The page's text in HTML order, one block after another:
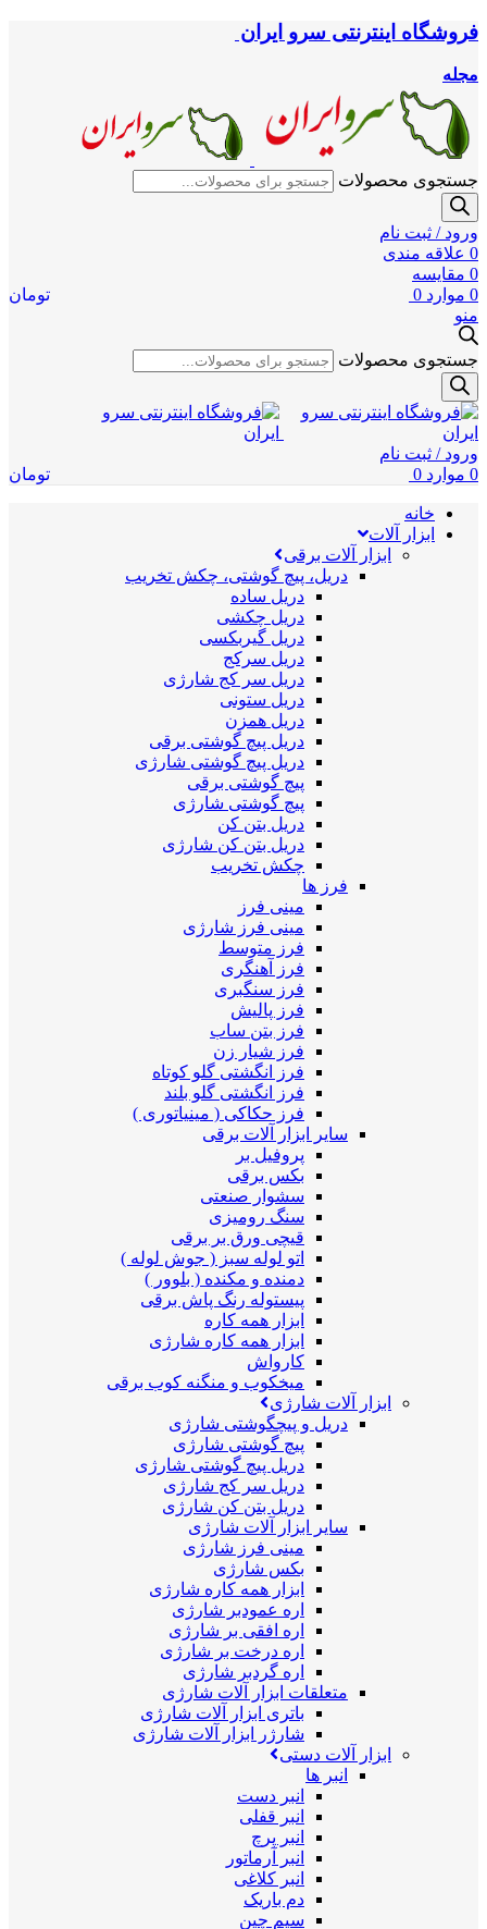
فروشگاه اینترنتی سرو ایران
مجله
جستجوی محصولات
ورود / ثبت نام
0 علاقه مندی
0 مقایسه
0 موارد 0
تومان
منو
جستجوی محصولات
ورود / ثبت نام
0 موارد 0 تومان
خانه
ابزار آلات
ابزار آلات برقی
دریل، پیچ گوشتی، چکش تخریب
دریل ساده
دریل چکشی
دریل گیربکسی
دریل سرکج
دریل سر کج شارژی
دریل ستونی
دریل همزن
دریل پیچ گوشتی برقی
دریل پیچ گوشتی شارژی
پیچ گوشتی برقی
پیچ گوشتی شارژی
دریل بتن کن
دریل بتن کن شارژی
چکش تخریب
فرز ها
مینی فرز
مینی فرز شارژی
فرز متوسط
فرز آهنگری
فرز سنگبری
فرز پالیش
فرز بتن ساب
فرز شیار زن
فرز انگشتی گلو کوتاه
فرز انگشتی گلو بلند
فرز حکاکی ( مینیاتوری )
سایر ابزار آلات برقی
پروفیل بر
بکس برقی
سشوار صنعتی
سنگ رومیزی
قیچی ورق بر برقی
اتو لوله سبز ( جوش لوله )
دمنده و مکنده ( بلوور )
پیستوله رنگ پاش برقی
ابزار همه کاره
ابزار همه کاره شارژی
کارواش
میخکوب و منگنه کوب برقی
ابزار آلات شارژی
دریل و پیچگوشتی شارژی
پیچ گوشتی شارژی
دریل پیچ گوشتی شارژی
دریل سر کج شارژی
دریل بتن کن شارژی
سایر ابزار آلات شارژی
مینی فرز شارژی
بکس شارژی
ابزار همه کاره شارژی
اره عمودبر شارژی
اره افقی بر شارژی
اره درخت بر شارژی
اره گردبر شارژی
متعلقات ابزار آلات شارژی
باتری ابزار آلات شارژی
شارژر ابزار آلات شارژی
ابزار آلات دستی
انبر ها
انبر دست
انبر قفلی
انبر پرچ
انبر آرماتور
انبر کلاغی
دم باریک
سیم چین